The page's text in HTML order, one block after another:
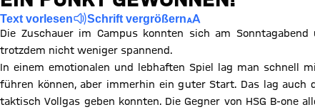
Text vorlesen Schrift vergrößern
Die Zuschauer im Campus konnten sich am
trotzdem nicht weniger spannend.
In einem emotionalen und lebhaften Spiel lag man schnell
führen können, aber immerhin ein guter Start. Das lag
taktisch Vollgas geben konnten. Die Gegner von HSG B-one